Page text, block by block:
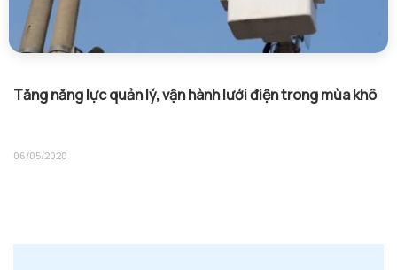
Tăng năng lực quản lý, vận hành lưới điện trong mùa khô
06/05/2020